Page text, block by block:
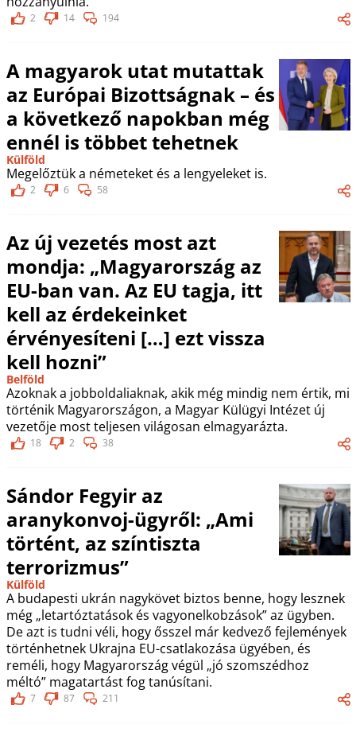
2 14 194
A magyarok utat mutattak
az Európai Bizottságnak – és
a következő napokban még
ennél is többet tehetnek
Külföld
Megelőztük a németeket és a lengyeleket is.
2 6 58
Az új vezetés most azt
mondja: „Magyarország az
EU-ban van. Az EU tagja, itt
kell az érdekeinket
érvényesíteni […] ezt vissza
kell hozni”
Belföld
Azoknak a jobboldaliaknak, akik még mindig nem értik, mi
történik Magyarországon, a Magyar Külügyi Intézet új
vezetője most teljesen világosan elmagyarázta.
18 2 38
Sándor Fegyir az
aranykonvoj-ügyről: „Ami
történt, az színtiszta
terrorizmus”
Külföld
A budapesti ukrán nagykövet biztos benne, hogy lesznek
még „letartóztatások és vagyonelkobzások” az ügyben.
De azt is tudni véli, hogy ősszel már kedvező fejlemények
történhetnek Ukrajna EU-csatlakozása ügyében, és
reméli, hogy Magyarország végül „jó szomszédhoz
méltó” magatartást fog tanúsítani.
7 87 211